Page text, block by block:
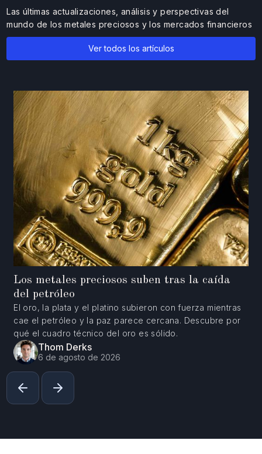
Las últimas actualizaciones, análisis y perspectivas del
mundo de los metales preciosos y los mercados financieros
Ver todos los artículos
Los metales preciosos suben tras la caída
del petróleo
El oro, la plata y el platino subieron con fuerza mientras
cae el petróleo y la paz parece cercana. Descubre por
qué el cuadro técnico del oro es sólido.
Thom Derks
6 de agosto de 2026